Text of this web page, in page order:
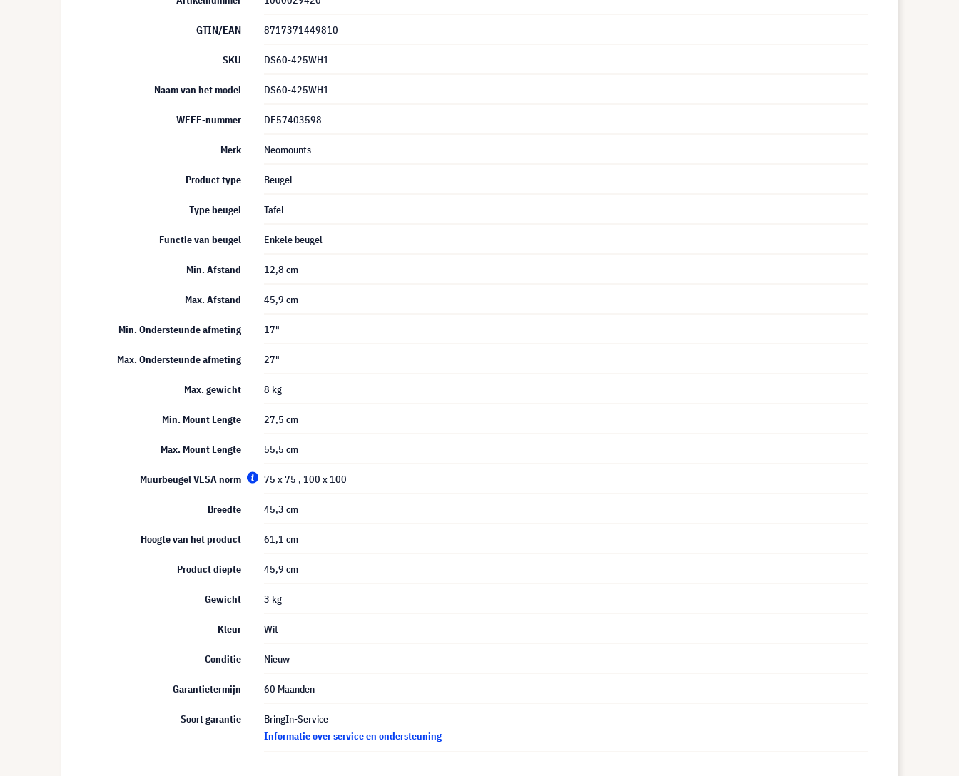
GTIN/EAN 8717371449810
SKU DS60-425WH1
Naam van het model DS60-425WH1
WEEE-nummer DE57403598
Merk Neomounts
Product type Beugel
Type beugel Tafel
Functie van beugel Enkele beugel
Min. Afstand 12,8 cm
Max. Afstand 45,9 cm
Min. Ondersteunde afmeting 17"
Max. Ondersteunde afmeting 27"
Max. gewicht 8 kg
Min. Mount Lengte 27,5 cm
Max. Mount Lengte 55,5 cm
Muurbeugel VESA norm 75 x 75 , 100 x 100
Breedte 45,3 cm
Hoogte van het product 61,1 cm
Product diepte 45,9 cm
Gewicht 3 kg
Kleur Wit
Conditie Nieuw
Garantietermijn 60 Maanden
Soort garantie
BringIn-Service
Informatie over service en ondersteuning